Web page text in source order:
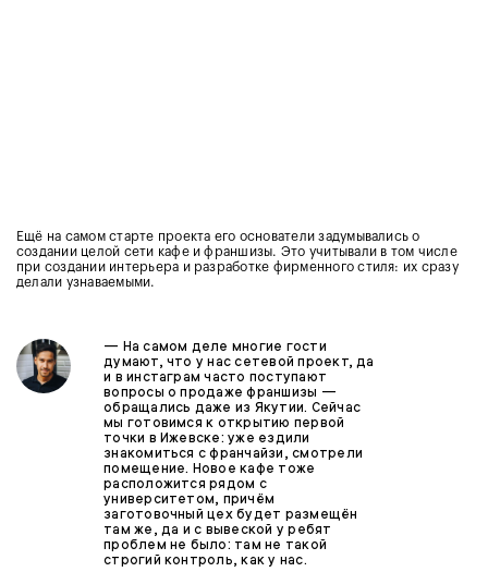
Ещё на самом старте проекта его основатели задумывались о
создании целой сети кафе и франшизы. Это учитывали в том числе
при создании интерьера и разработке фирменного стиля: их сразу
делали узнаваемыми.
— На самом деле многие гости
думают, что у нас сетевой проект, да
и в инстаграм часто поступают
вопросы о продаже франшизы —
обращались даже из Якутии. Сейчас
мы готовимся к открытию первой
точки в Ижевске: уже ездили
знакомиться с франчайзи, смотрели
помещение. Новое кафе тоже
расположится рядом с
университетом, причём
заготовочный цех будет размещён
там же, да и с вывеской у ребят
проблем не было: там не такой
строгий контроль, как у нас.